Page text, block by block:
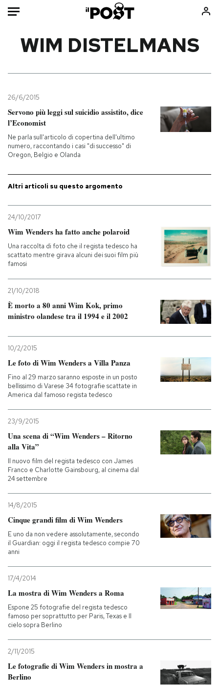
Mondo
Politica
Tecnologia
Internet
Scienza
Economia
Consumismi
Ok Boomer!
I MIEI PREFERITI
SHOP
CALENDARIO
AREA PERSONALE
Entra
WIM DISTELMANS
26/6/2015
Servono più leggi sul suicidio assistito, dice
l’Economist
Ne parla sull'articolo di copertina dell'ultimo
numero, raccontando i casi "di successo" di
Oregon, Belgio e Olanda
Altri articoli su questo argomento
24/10/2017
Wim Wenders ha fatto anche polaroid
Una raccolta di foto che il regista tedesco ha
scattato mentre girava alcuni dei suoi film più
famosi
21/10/2018
È morto a 80 anni Wim Kok, primo
ministro olandese tra il 1994 e il 2002
10/2/2015
Le foto di Wim Wenders a Villa Panza
Fino al 29 marzo saranno esposte in un posto
bellissimo di Varese 34 fotografie scattate in
America dal famoso regista tedesco
23/9/2015
Una scena di “Wim Wenders – Ritorno
alla Vita”
Il nuovo film del regista tedesco con James
Franco e Charlotte Gainsbourg, al cinema dal
24 settembre
14/8/2015
Cinque grandi film di Wim Wenders
E uno da non vedere assolutamente, secondo
il Guardian: oggi il regista tedesco compie 70
anni
17/4/2014
La mostra di Wim Wenders a Roma
Espone 25 fotografie del regista tedesco
famoso per soprattutto per Paris, Texas e Il
cielo sopra Berlino
2/11/2015
Le fotografie di Wim Wenders in mostra a
Berlino